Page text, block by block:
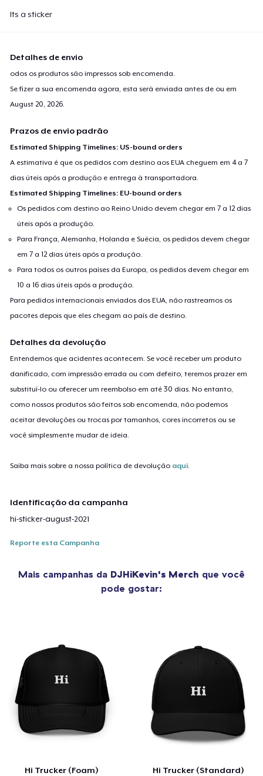
Its a sticker
Detalhes de envio
odos os produtos são impressos sob encomenda.
Se fizer a sua encomenda agora, esta será enviada antes de ou em
August 20, 2026
Prazos de envio padrão
Estimated Shipping Timelines: US-bound orders
A estimativa é que os pedidos com destino aos EUA cheguem em 4 a 7
dias úteis após a produção e entrega à transportadora.
Estimated Shipping Timelines: EU-bound orders
Os pedidos com destino ao Reino Unido devem chegar em 7 a 12 dias
úteis após a produção.
Para França, Alemanha, Holanda e Suécia, os pedidos devem chegar
em 7 a 12 dias úteis após a produção.
Para todos os outros países da Europa, os pedidos devem chegar em
10 a 16 dias úteis após a produção.
Para pedidos internacionais enviados dos EUA, não rastreamos os
pacotes depois que eles chegam ao país de destino.
Detalhes da devolução
Entendemos que acidentes acontecem. Se você receber um produto
danificado, com impressão errada ou com defeito, teremos prazer em
substituí-lo ou oferecer um reembolso em até 30 dias. No entanto,
como nossos produtos são feitos sob encomenda, não podemos
aceitar devoluções ou trocas por tamanhos, cores incorretos ou se
você simplesmente mudar de ideia.
Saiba mais sobre a nossa política de devolução aqui
Identificação da campanha
hi-sticker-august-2021
Reporte esta Campanha
Mais campanhas da DJHiKevin's Merch que você
pode gostar:
Hi Trucker (Foam) Hi Trucker (Standard)